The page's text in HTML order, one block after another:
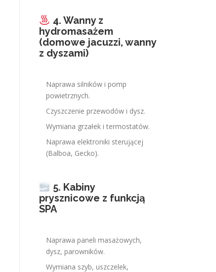
4. Wanny z
hydromasażem
(domowe jacuzzi, wanny
z dyszami)
Naprawa silników i pomp
powietrznych.
Czyszczenie przewodów i dysz.
Wymiana grzałek i termostatów.
Naprawa elektroniki sterującej
(Balboa, Gecko).
5. Kabiny
prysznicowe z funkcją
SPA
Naprawa paneli masażowych,
dysz, parowników.
Wymiana szyb, uszczelek,